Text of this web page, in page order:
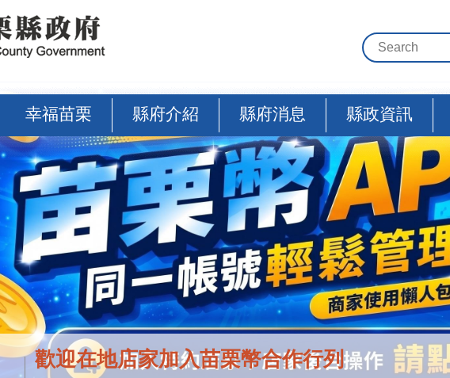
幸福苗栗 縣府介紹 縣府消息 縣政資訊
歡迎在地店家加入苗栗幣合作行列